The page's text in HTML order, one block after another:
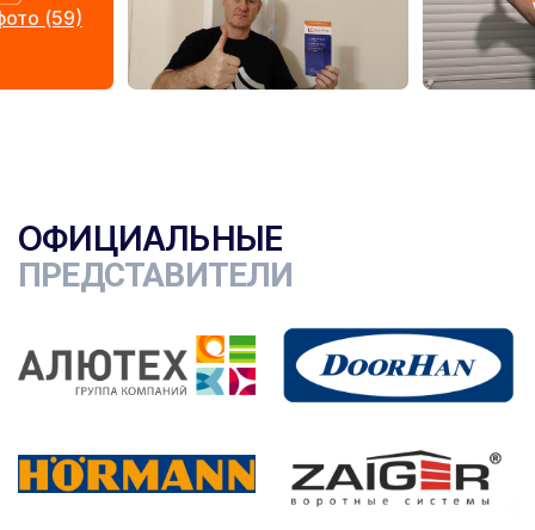
(59)
ОФИЦИАЛЬНЫЕ
ПРЕДСТАВИТЕЛИ